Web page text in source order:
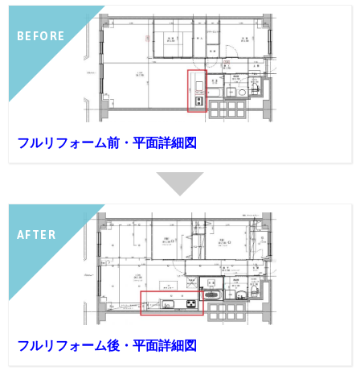
BEFORE
フルリフォーム前・平面詳細図
AFTER
フルリフォーム後・平面詳細図